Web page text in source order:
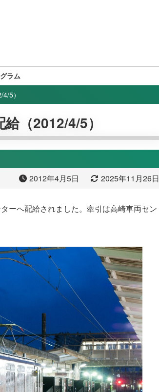
ラム
5）
（2012/4/5）
2012年4月5日 2025年11月26日
ーへ配給されました。牽引は高崎車両セン